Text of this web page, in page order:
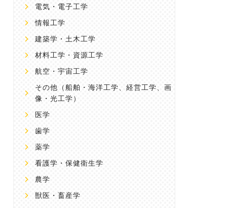
電気・電子工学
情報工学
建築学・土木工学
材料工学・資源工学
航空・宇宙工学
その他 （船舶・海洋工学、経営工学、画
像・光工学）
医学
歯学
薬学
看護学・保健衛生学
農学
獣医・畜産学